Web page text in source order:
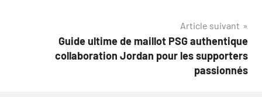
Article suivant
Guide ultime de maillot PSG authentique
collaboration Jordan pour les supporters
passionnés